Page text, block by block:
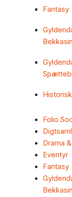
Fantasy
Folio
Drama
Eventyr
Fantasy